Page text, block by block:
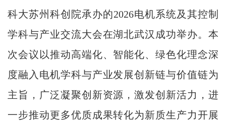
科大苏州科创院承办的2026电机系统及其控制
学科与产业交流大会在湖北武汉成功举办。本
次会议以推动高端化、智能化、绿色化理念深
度融入电机学科与产业发展创新链与价值链为
主旨，广泛凝聚创新资源，激发创新活力，进
一步推动更多优质成果转化为新质生产力开展